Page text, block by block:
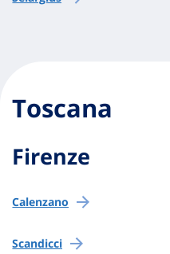
Toscana
Firenze
Calenzano
Scandicci